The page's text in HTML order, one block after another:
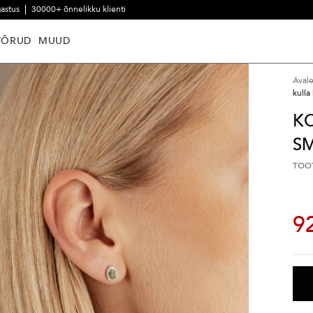
30000+ õnnelikku klienti
MUUD
kulla